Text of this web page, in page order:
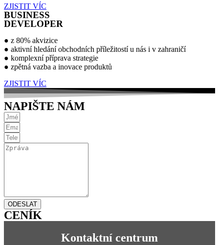
ZJISTIT VÍC
BUSINESS
DEVELOPER
● z 80% akvizice
● aktivní hledání obchodních příležitostí u nás i v zahraničí
● komplexní příprava strategie
● zpětná vazba a inovace produktů
ZJISTIT VÍC
NAPIŠTE NÁM
ODESLAT
CENÍK
Kontaktní centrum